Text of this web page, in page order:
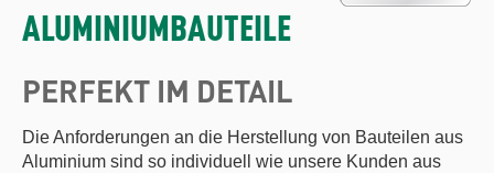
ALUMINIUMBAUTEILE
PERFEKT IM DETAIL
Die Anforderungen an die Herstellung von Bauteilen aus
Aluminium sind so individuell wie unsere Kunden aus